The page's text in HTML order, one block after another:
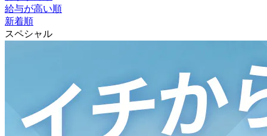
給与が高い順
新着順
スペシャル